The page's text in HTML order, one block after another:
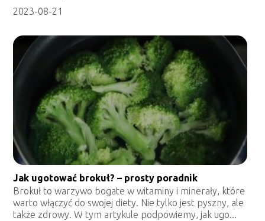
2023-08-21
Jak ugotować brokuł? – prosty poradnik
Brokuł to warzywo bogate w witaminy i minerały, które
warto włączyć do swojej diety. Nie tylko jest pyszny, ale
także zdrowy. W tym artykule podpowiemy, jak ugo...